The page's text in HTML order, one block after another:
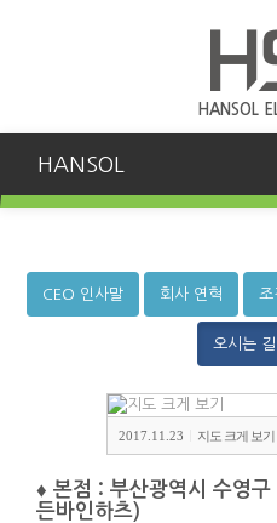
HANSOL
HANSOL
CEO 인사말 회사 연혁 조
오시는
2017.11.23 지도 크게 보기
♦ 본점 : 부산광역시 수영
든바인하츠)